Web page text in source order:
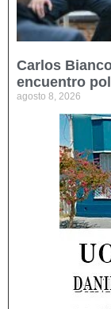
Carlos
encuentro
agosto 8, 2026